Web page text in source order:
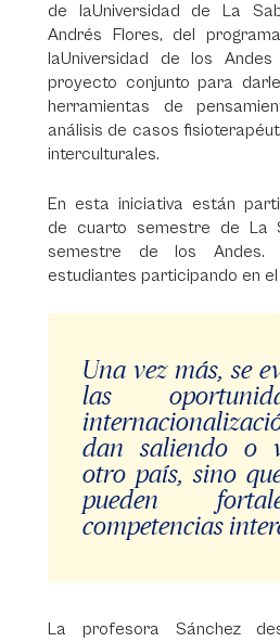
de laUniversidad de La
Andrés Flores, del
laUniversidad de los Andes
proyecto conjunto para
herramientas de
análisis de casos
interculturales.
En esta iniciativa están
de cuarto semestre de La
semestre de los Andes.
estudiantes participando en
Una vez más, se
las
dan saliendo o
otro país, sino
pueden
competencias
La profesora Sánchez